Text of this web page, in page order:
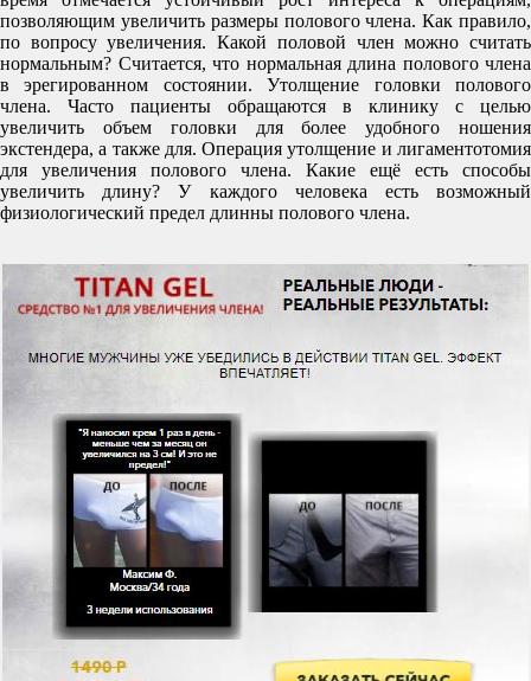
позволяющим увеличить размеры полового члена. Как правило,
по вопросу увеличения. Какой половой член можно считать
нормальным? Считается, что нормальная длина полового члена
в эрегированном состоянии. Утолщение головки полового
члена. Часто пациенты обращаются в клинику с целью
увеличить объем головки для более удобного ношения
экстендера, а также для. Операция утолщение и лигаментотомия
для увеличения полового члена. Какие ещё есть способы
увеличить длину? У каждого человека есть возможный
физиологический предел длинны полового члена.